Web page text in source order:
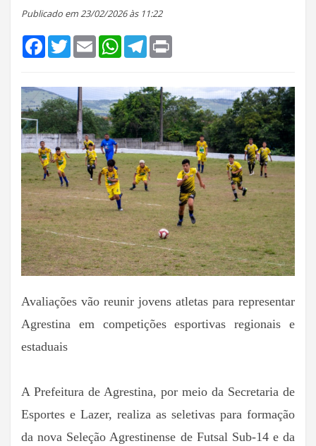
Publicado em 23/02/2026 às 11:22
FacebookTwitterEmail WhatsApp
Telegram
Avaliações vão reunir jovens atletas para representar
Agrestina em competições esportivas regionais e
estaduais
A Prefeitura de Agrestina, por meio da Secretaria de
Esportes e Lazer, realiza as seletivas para formação
da nova Seleção Agrestinense de Futsal Sub-14 e da